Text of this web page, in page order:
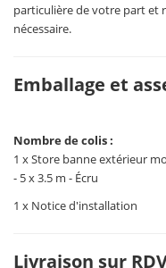
particulière de votre part et
nécessaire.
Emballage et
Nombre de colis :
1 x Store banne extérieur
- 5 x 3.5 m - Écru
1 x Notice d'installation
Livraison sur